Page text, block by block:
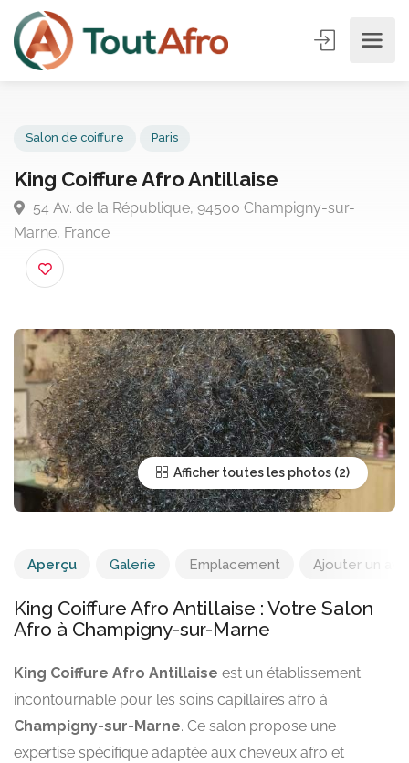
King Coiffure Afro Antillaise
54 Av. de la République, 94500 Champigny-sur-
Marne, France
Afficher toutes les photos
Aperçu Galerie Emplacement Ajouter un avis
King Coiffure Afro Antillaise : Votre Salon
Afro à Champigny-sur-Marne
King Coiffure Afro Antillaise est un établissement
incontournable pour les soins capillaires afro à
Champigny-sur-Marne. Ce salon propose une
expertise spécifique adaptée aux cheveux afro et